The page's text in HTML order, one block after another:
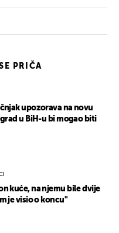
PRIČA
upozorava na novu
u BiH-u bi mogao biti
kuće, na njemu bile dvije
je visio o koncu"